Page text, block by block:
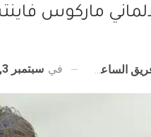
ماركوس
الساعة برس في سبتمبر 3, 2022